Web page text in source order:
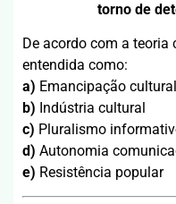
torno de
De acordo com a teoria
entendida como:
a) Emancipação cultural
b) Indústria cultural
c) Pluralismo
d) Autonomia
e) Resistência popular